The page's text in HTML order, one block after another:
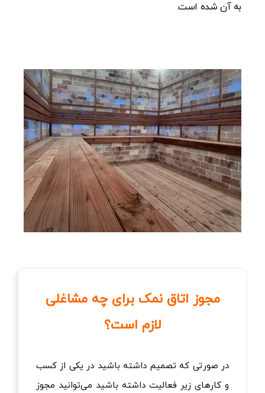
به آن شده است.
مجوز اتاق نمک برای چه مشاغلی
لازم است؟
در صورتی که تصمیم داشته باشید در یکی از کسب
و کارهای زیر فعالیت داشته باشید می‌توانید مجوز